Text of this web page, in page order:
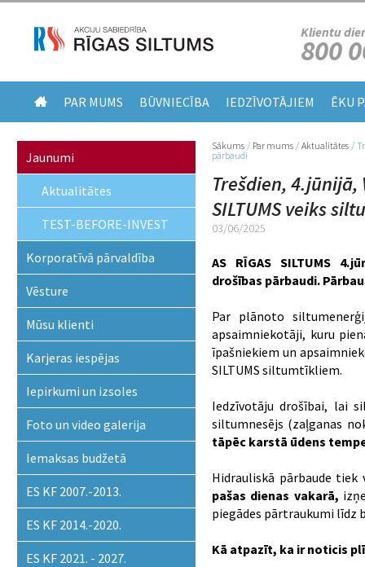
Klientu
800
PAR MUMS BŪVNIECĪBA IEDZĪVOTĀJIEM ĒKU
Jūs atrodaties šeit
Sākums / Par mums / Aktualitātes /
pārbaudi
Trešdien, 4.jūnijā,
SILTUMS veiks
03/06/2025
AS RĪGAS SILTUMS
drošības pārbaudi.
Par plānoto
apsaimniekotāji, kuru
īpašniekiem un
SILTUMS siltumtīkliem.
Iedzīvotāju drošībai, lai
siltumnesējs (zaļganas
tāpēc karstā ūdens
Hidrauliskā pārbaude tiek
pašas dienas vakarā,
piegādes pārtraukumi līdz
Kā atpazīt, ka ir noticis
Jaunumi
Aktualitātes
TEST-BEFORE-INVEST
Korporatīvā pārvaldība
Vēsture
Mūsu klienti
Karjeras iespējas
Iepirkumi un izsoles
Foto un video galerija
Iemaksas budžetā
ES KF 2007.-2013.
ES KF 2014.-2020.
ES KF 2021. - 2027.